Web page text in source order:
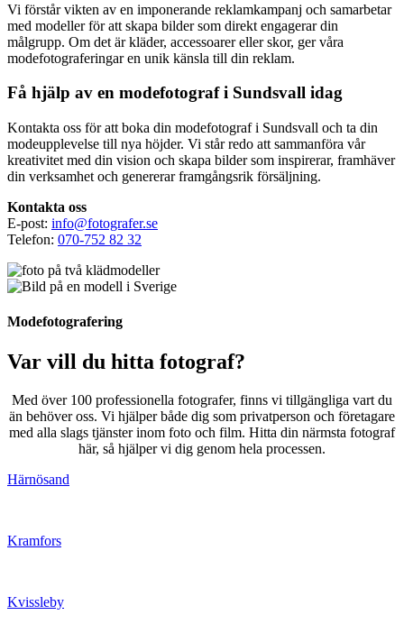
Vi förstår vikten av en imponerande reklamkampanj och samarbetar
med modeller för att skapa bilder som direkt engagerar din
målgrupp. Om det är kläder, accessoarer eller skor, ger våra
modefotograferingar en unik känsla till din reklam.
Få hjälp av en modefotograf i Sundsvall idag
Kontakta oss för att boka din modefotograf i Sundsvall och ta din
modeupplevelse till nya höjder. Vi står redo att sammanföra vår
kreativitet med din vision och skapa bilder som inspirerar, framhäver
din verksamhet och genererar framgångsrik försäljning.
Kontakta oss
E-post: info@fotografer.se
Telefon: 070-752 82 32
Modefotografering
Var vill du hitta fotograf?
Med över 100 professionella fotografer, finns vi tillgängliga vart du
än behöver oss. Vi hjälper både dig som privatperson och företagare
med alla slags tjänster inom foto och film. Hitta din närmsta fotograf
här, så hjälper vi dig genom hela processen.
Härnösand
Kramfors
Kvissleby